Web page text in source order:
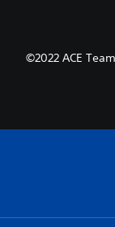
©2022 ACE